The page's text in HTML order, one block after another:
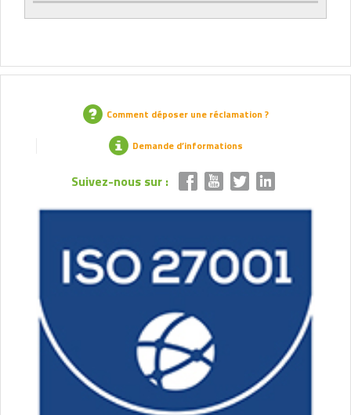
Comment déposer une réclamation ?
Demande d’informations
Suivez-nous sur :